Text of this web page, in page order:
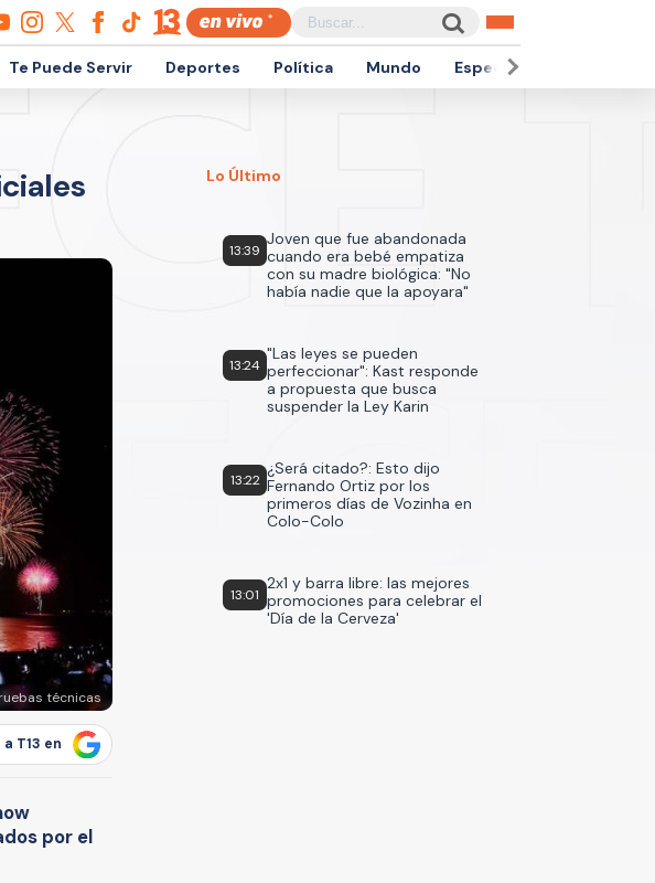
Te Puede Servir Deportes Política Mundo Espectáculos
técnicas
T13 en
por el
Lo Último
13:39
Joven que fue abandonada
cuando era bebé empatiza
con su madre biológica: "No
había nadie que la apoyara"
13:24
"Las leyes se pueden
perfeccionar": Kast responde
a propuesta que busca
suspender la Ley Karin
13:22
¿Será citado?: Esto dijo
Fernando Ortiz por los
primeros días de Vozinha en
Colo-Colo
13:01
2x1 y barra libre: las mejores
promociones para celebrar el
'Día de la Cerveza'